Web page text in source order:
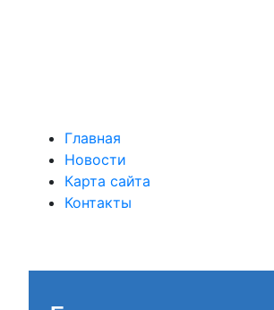
Главная
Новости
Карта сайта
Контакты